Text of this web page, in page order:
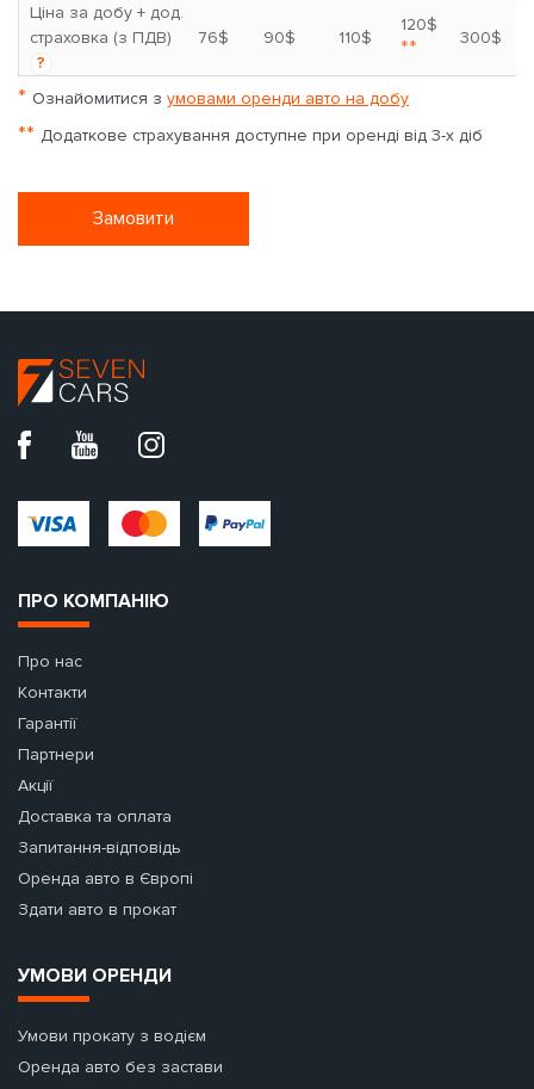
Ціна за добу + дод.
страховка (з ПДВ)
?
76$ 90$ 110$
120$
** 300$
* Ознайомитися з умовами оренди авто на добу
** Додаткове страхування доступне при оренді від 3-х діб
Замовити
ПРО КОМПАНІЮ
Про нас
Контакти
Гарантії
Партнери
Акції
Доставка та оплата
Запитання-відповідь
Оренда авто в Європі
Здати авто в прокат
УМОВИ ОРЕНДИ
Умови прокату з водієм
Оренда авто без застави